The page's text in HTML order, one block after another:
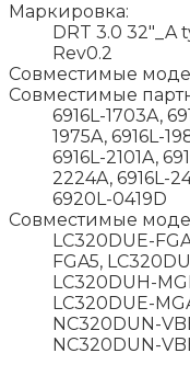
Маркировка:
DRT 3.0 32"_A
Rev0.2
Совместимые
Совместимые
6916L-1703A,
1975A, 6916L-
6916L-2101A,
2224A, 6916L-
6920L-0419D
Совместимые
LC320DUE-
FGA5,
LC320DUH-
LC320DUE-
NC320DUN-
NC320DUN-